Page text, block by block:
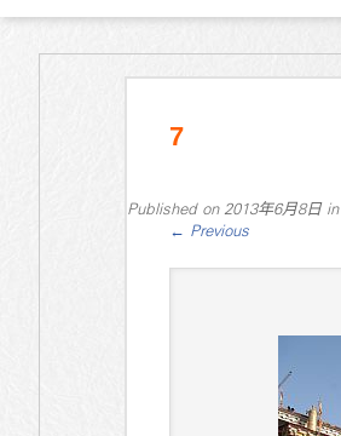
7
Published on 2013年6月8日in
← Previous